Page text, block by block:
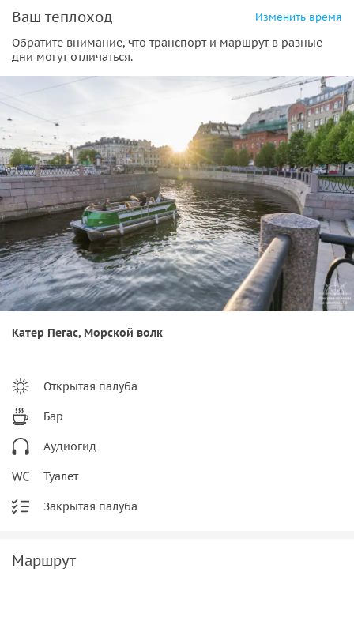
Ваш теплоход Изменить время
Обратите внимание, что транспорт и маршрут в разные
дни могут отличаться.
Катер Пегас, Морской волк
Открытая палуба
Бар
Аудиогид
Туалет
Закрытая палуба
Маршрут